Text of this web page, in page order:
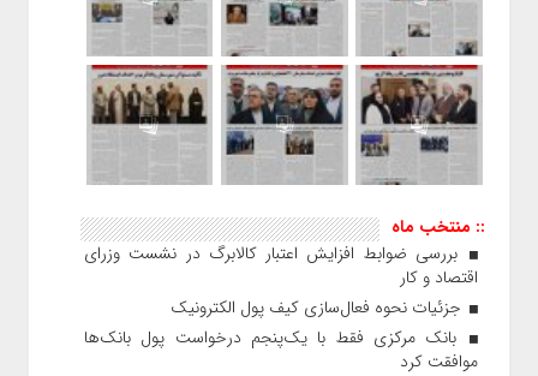
:: منتخب ماه
بررسی ضوابط افزایش اعتبار کالابرگ در نشست وزرای
اقتصاد و کار
جزئیات نحوه فعال‌سازی کیف پول الکترونیک
بانک مرکزی فقط با یک‌‎پنجم درخواست پول بانک‌ها
موافقت کرد